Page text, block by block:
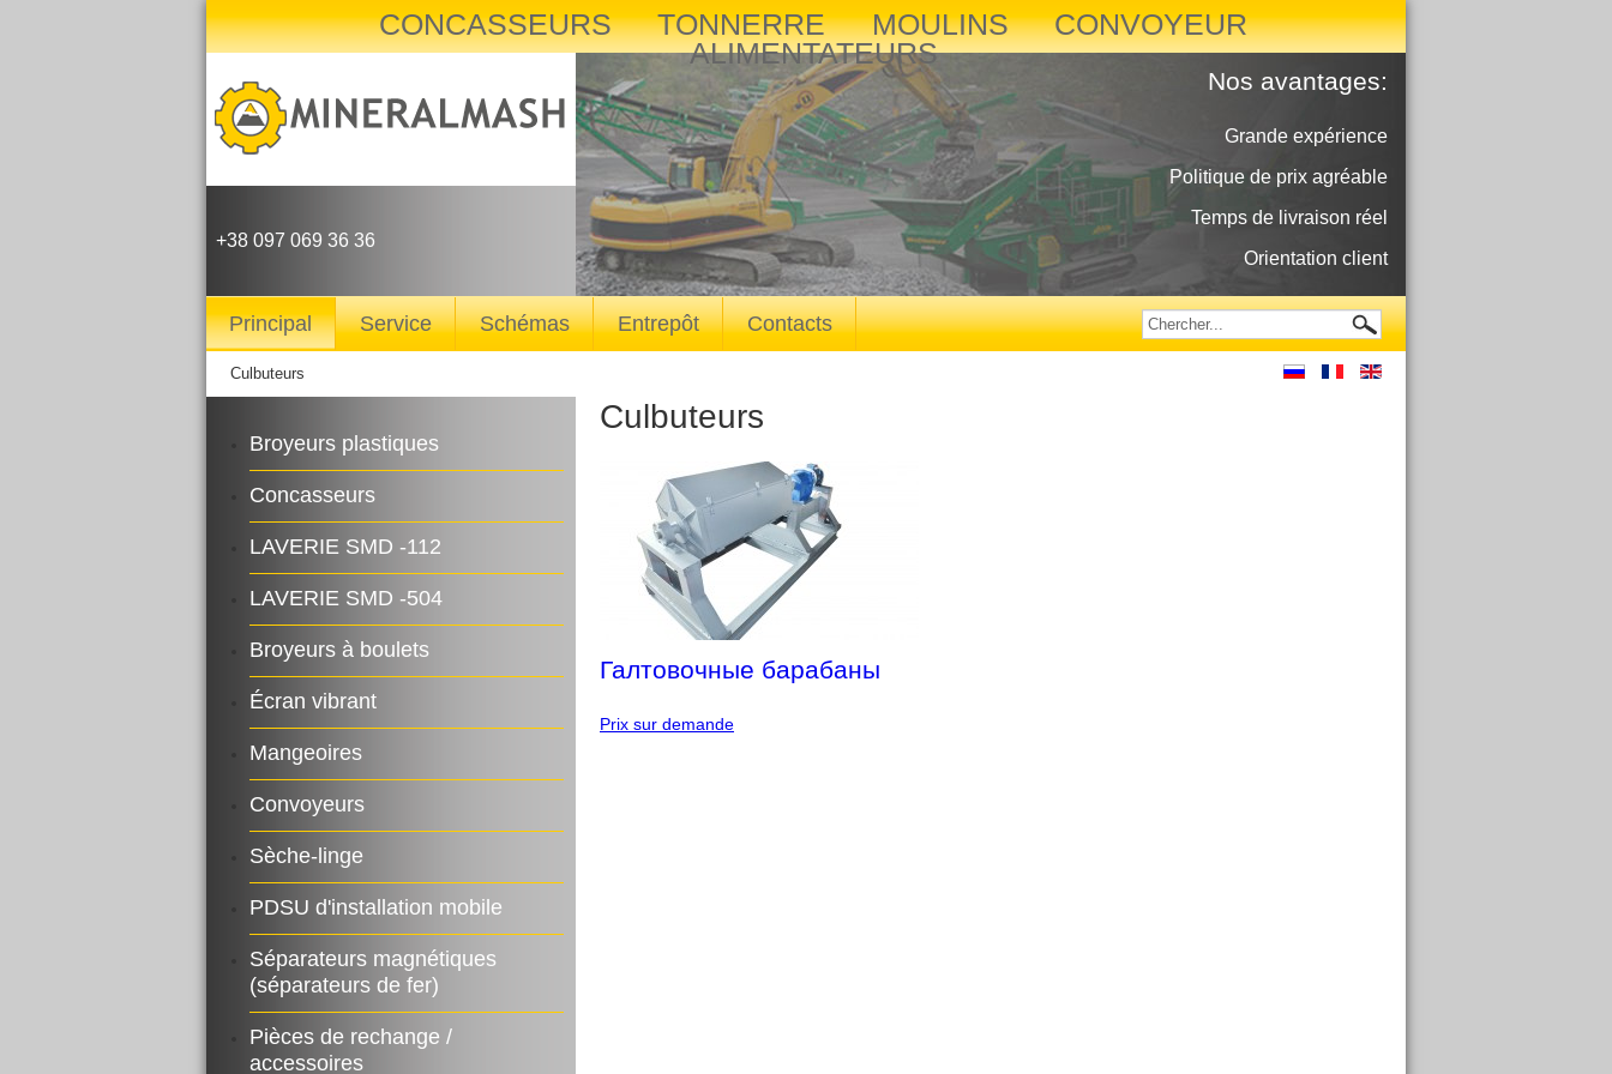
CONCASSEURS TONNERRE MOULINS
CONVOYEUR
ALIMENTATEURS
Nos avantages:
Grande expérience
Politique de prix agréable
Temps de livraison réel
Orientation client
+38 097 069 36 36
Principal Service Schémas Entrepôt Contacts
Culbuteurs
Broyeurs plastiques
Concasseurs
LAVERIE SМD -112
LAVERIE SМD -504
Broyeurs à boulets
Écran vibrant
Mangeoires
Convoyeurs
Sèche-linge
PDSU d'installation mobile
Séparateurs magnétiques
(séparateurs de fer)
Pièces de rechange /
accessoires
Culbuteurs
Галтовочные барабаны
Prix sur demande